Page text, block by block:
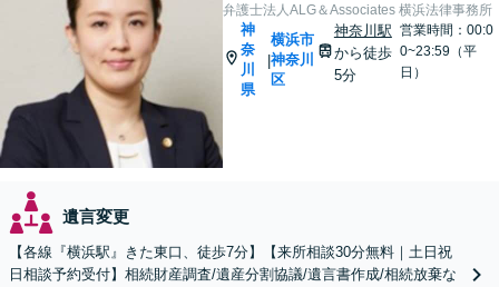
弁護士法人ALG＆Associates 横浜法律事務所
神
奈
川
県
|
横浜市
神奈川
区
神奈川駅
から徒歩
5分
営業時間：00:0
0~23:59（平
日）
遺言変更
【各線『横浜駅』きた東口、徒歩7分】【来所相談30分無料｜土日祝
日相談予約受付】相続財産調査/遺産分割協議/遺言書作成/相続放棄な